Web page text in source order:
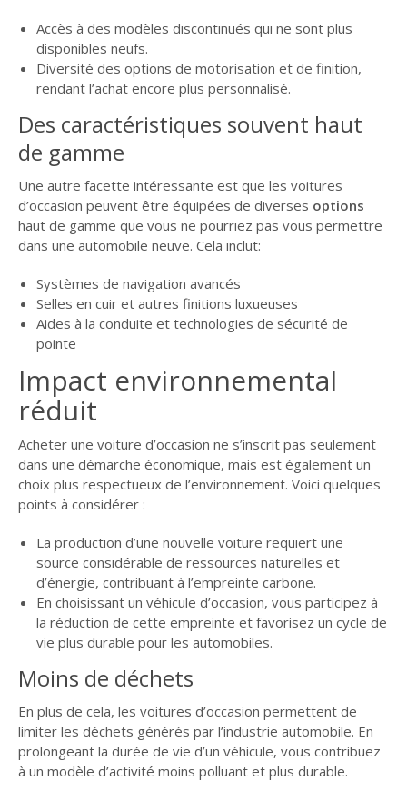
Accès à des modèles discontinués qui ne sont plus
disponibles neufs.
Diversité des options de motorisation et de finition,
rendant l’achat encore plus personnalisé.
Des caractéristiques souvent haut
de gamme
Une autre facette intéressante est que les voitures
d’occasion peuvent être équipées de diverses options
haut de gamme que vous ne pourriez pas vous permettre
dans une automobile neuve. Cela inclut:
Systèmes de navigation avancés
Selles en cuir et autres finitions luxueuses
Aides à la conduite et technologies de sécurité de
pointe
Impact environnemental
réduit
Acheter une voiture d’occasion ne s’inscrit pas seulement
dans une démarche économique, mais est également un
choix plus respectueux de l’environnement. Voici quelques
points à considérer :
La production d’une nouvelle voiture requiert une
source considérable de ressources naturelles et
d’énergie, contribuant à l’empreinte carbone.
En choisissant un véhicule d’occasion, vous participez à
la réduction de cette empreinte et favorisez un cycle de
vie plus durable pour les automobiles.
Moins de déchets
En plus de cela, les voitures d’occasion permettent de
limiter les déchets générés par l’industrie automobile. En
prolongeant la durée de vie d’un véhicule, vous contribuez
à un modèle d’activité moins polluant et plus durable.